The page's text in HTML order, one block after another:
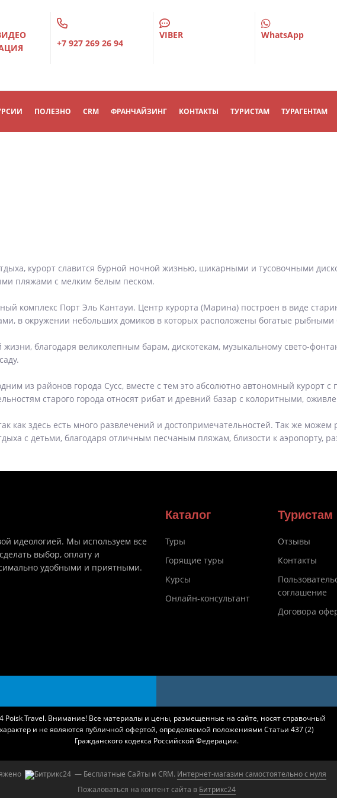
+7 927 269 26 94
VIBER WhatsApp
ПОЛЕЗНО CRM ФРАНЧАЙЗИНГ КОНТАКТЫ ТУРИСТАМ ТУРАГЕНТАМ
курорт славится бурной ночной жизнью, шикарными и тусовочными
пляжами с мелким белым песком.
комплекс Порт Эль Кантауи. Центр курорта (Марина) построен в виде
в окружении небольших домиков в которых расположены богатые
благодаря великолепным барам, дискотекам, музыкальному свето-
из районов города Сусс, вместе с тем это абсолютно автономный курорт
старого города относят рибат и древний базар с колоритными,
как здесь есть много развлечений и достопримечательностей. Так же можем
с детьми, благодаря отличным песчаным пляжам, близости к аэропорту,
идеологией. Мы используем все
выбор, оплату и
удобными и приятными.
Каталог
Туры
Горящие туры
Курсы
Онлайн-консультант
Туристам
Отзывы
Контакты
соглашение
Договора
Poisk Travel. Внимание! Все материалы и цены, размещенные на сайте, носят справочный
характер и не являются публичной офертой, определяемой положениями Статьи 437 (2)
Гражданского кодекса Российской Федерации.
— Бесплатные Сайты и CRM. Интернет-магазин самостоятельно с нуля
Пожаловаться на контент cайта в Битрикс24